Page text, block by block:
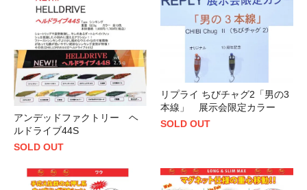
アンデッドファクトリー ヘ
ルドライブ44S
SOLD OUT
リプライ ちびチャグ2「男の3
本線」 展示会限定カラー
SOLD OUT